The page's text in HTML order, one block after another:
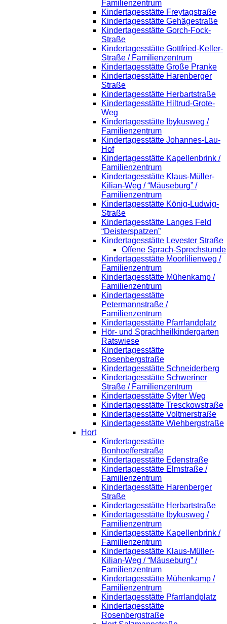
Familienzentrum
Kindertagesstätte Freytagstraße
Kindertagesstätte Gehägestraße
Kindertagesstätte Gorch-Fock-
Straße
Kindertagesstätte Gottfried-Keller-
Straße / Familienzentrum
Kindertagesstätte Große Pranke
Kindertagesstätte Harenberger
Straße
Kindertagesstätte Herbartstraße
Kindertagesstätte Hiltrud-Grote-
Weg
Kindertagesstätte Ibykusweg /
Familienzentrum
Kindertagesstätte Johannes-Lau-
Hof
Kindertagesstätte Kapellenbrink /
Familienzentrum
Kindertagesstätte Klaus-Müller-
Kilian-Weg / “Mäuseburg” /
Familienzentrum
Kindertagesstätte König-Ludwig-
Straße
Kindertagesstätte Langes Feld
“Deisterspatzen”
Kindertagesstätte Levester Straße
Offene Sprach-Sprechstunde
Kindertagesstätte Moorlilienweg /
Familienzentrum
Kindertagesstätte Mühenkamp /
Familienzentrum
Kindertagesstätte
Petermannstraße /
Familienzentrum
Kindertagesstätte Pfarrlandplatz
Hör- und Sprachheilkindergarten
Ratswiese
Kindertagesstätte
Rosenbergstraße
Kindertagesstätte Schneiderberg
Kindertagesstätte Schweriner
Straße / Familienzentrum
Kindertagesstätte Sylter Weg
Kindertagesstätte Tresckowstraße
Kindertagesstätte Voltmerstraße
Kindertagesstätte Wiehbergstraße
Hort
Kindertagesstätte
Bonhoefferstraße
Kindertagesstätte Edenstraße
Kindertagesstätte Elmstraße /
Familienzentrum
Kindertagesstätte Harenberger
Straße
Kindertagesstätte Herbartstraße
Kindertagesstätte Ibykusweg /
Familienzentrum
Kindertagesstätte Kapellenbrink /
Familienzentrum
Kindertagesstätte Klaus-Müller-
Kilian-Weg / “Mäuseburg” /
Familienzentrum
Kindertagesstätte Mühenkamp /
Familienzentrum
Kindertagesstätte Pfarrlandplatz
Kindertagesstätte
Rosenbergstraße